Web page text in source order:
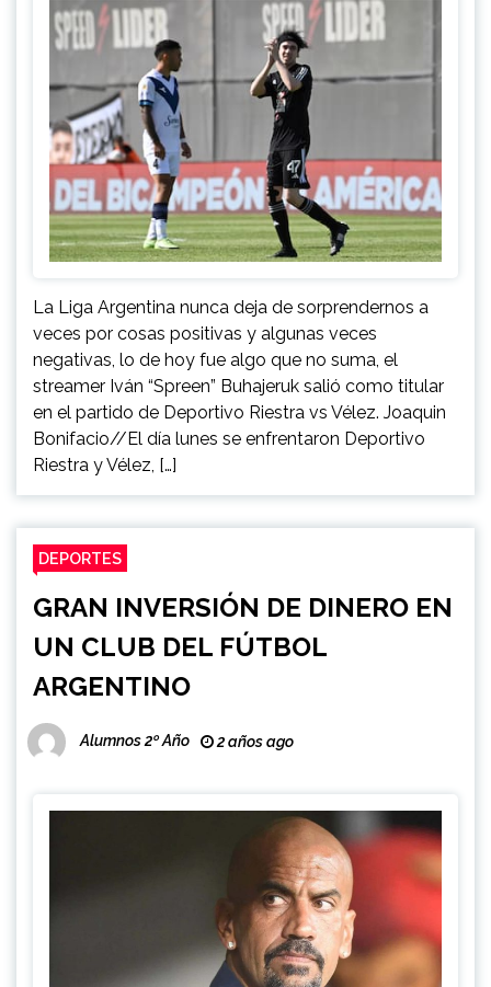
La Liga Argentina nunca deja de sorprendernos a
veces por cosas positivas y algunas veces
negativas, lo de hoy fue algo que no suma, el
streamer Iván “Spreen” Buhajeruk salió como titular
en el partido de Deportivo Riestra vs Vélez. Joaquin
Bonifacio//El día lunes se enfrentaron Deportivo
Riestra y Vélez, […]
DEPORTES
GRAN INVERSIÓN DE DINERO EN
UN CLUB DEL FÚTBOL
ARGENTINO
Alumnos 2º Año 2 años ago